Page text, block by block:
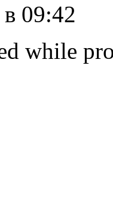
09:42
while